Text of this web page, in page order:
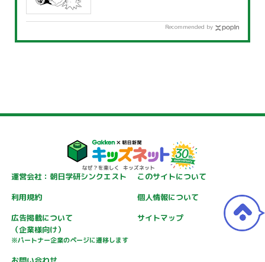
Recommended by
運営会社：朝日学研シンクエスト
このサイトについて
利用規約
個人情報について
広告掲載について
（企業様向け）
※パートナー企業のページに遷移します
サイトマップ